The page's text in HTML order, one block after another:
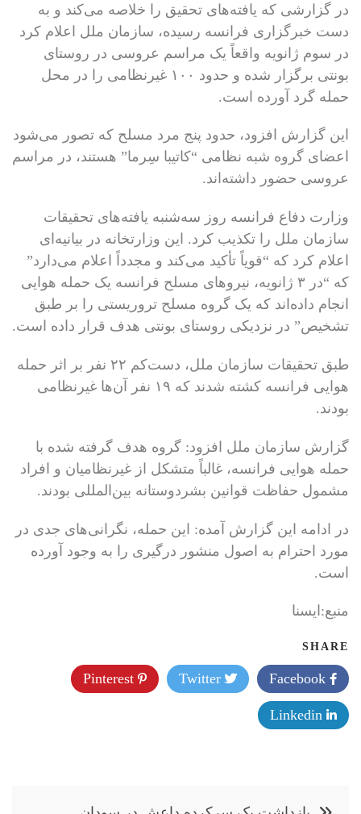
در گزارشی که یافته‌های تحقیق را خلاصه می‌کند و به
دست خبرگزاری فرانسه رسیده، سازمان ملل اعلام کرد
در سوم ژانویه واقعاً یک مراسم عروسی در روستای
بونتی برگزار شده و حدود ۱۰۰ غیرنظامی را در محل
حمله گرد آورده است.
این گزارش افزود، حدود پنج مرد مسلح که تصور می‌شود
اعضای گروه شبه نظامی “کاتیبا سِرما” هستند، در مراسم
عروسی حضور داشته‌اند.
وزارت دفاع فرانسه روز سه‌شنبه یافته‌های تحقیقات
سازمان ملل را تکذیب کرد. این وزارتخانه در بیانیه‌ای
اعلام کرد که “قویاً تأکید می‌کند و مجدداً اعلام می‌دارد”
که “در ۳ ژانویه، نیروهای مسلح فرانسه یک حمله هوایی
انجام داده‌اند که یک گروه مسلح تروریستی را بر طبق
تشخیص” در نزدیکی روستای بونتی هدف قرار داده است.
طبق تحقیقات سازمان ملل، دست‌کم ۲۲ نفر بر اثر حمله
هوایی فرانسه کشته شدند که ۱۹ نفر آن‌ها غیرنظامی
بودند.
گزارش سازمان ملل افزود: گروه هدف گرفته شده با
حمله هوایی فرانسه، غالباً متشکل از غیرنظامیان و افراد
مشمول حفاظت قوانین بشردوستانه بین‌المللی بودند.
در ادامه این گزارش آمده: این حمله، نگرانی‌های جدی در
مورد احترام به اصول منشور درگیری‌ را به وجود آورده
است.
منبع:ایسنا
SHARE
Twitter
راهبری